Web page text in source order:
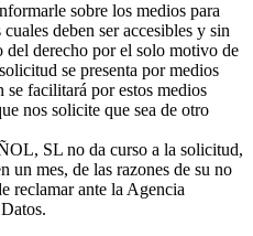
sobre los medios para
deben ser accesibles y sin
del derecho por el solo motivo de
se presenta por medios
facilitará por estos medios
nos solicite que sea de otro
SL no da curso a la solicitud,
un mes, de las razones de su no
reclamar ante la Agencia